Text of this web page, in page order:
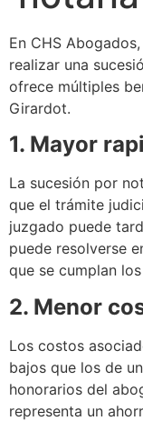
En CHS
realizar una
ofrece múltiples
Girardot.
1. Mayor
La sucesión por
que el trámite
juzgado puede
puede resolverse
que se cumplan
2. Menor
Los costos
bajos que los de
honorarios del
representa un